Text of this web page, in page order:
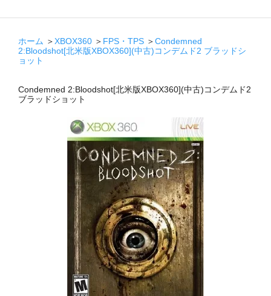
ホーム ＞XBOX360 ＞ FPS・TPS ＞Condemned
2:Bloodshot[北米版XBOX360](中古)コンデムド2 ブラッドシ
ョット
Condemned 2:Bloodshot[北米版XBOX360](中古)コンデムド2
ブラッドショット